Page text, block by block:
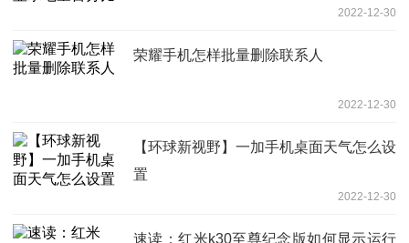
2022-12-30
荣耀手机怎样批量删除联系人
2022-12-30
【环球新视野】一加手机桌面天气怎么设
置
2022-12-30
速读：红米k30至尊纪念版如何显示运行